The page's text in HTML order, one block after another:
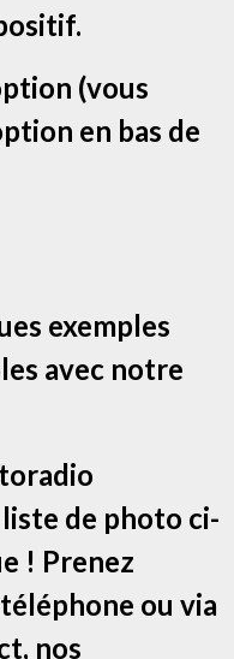
(vous
en bas de
exemples
avec notre
de photo ci-
! Prenez
ou via
nos